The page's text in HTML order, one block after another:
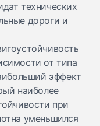
технических
дороги и
от типа
эффект
наиболее
при
уменьшился